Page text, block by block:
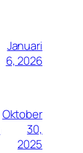
Januari
6, 2026
Oktober
30,
2025